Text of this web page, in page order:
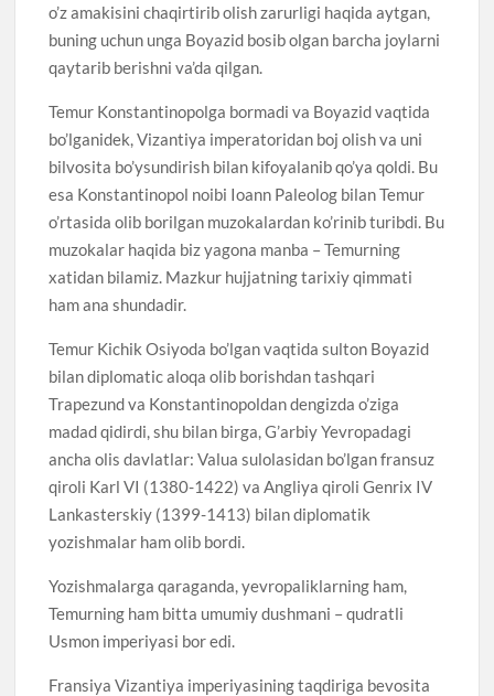
o’z amakisini chaqirtirib olish zarurligi haqida aytgan,
buning uchun unga Boyazid bosib olgan barcha joylarni
qaytarib berishni va’da qilgan.
Temur Konstantinopolga bormadi va Boyazid vaqtida
bo’lganidek, Vizantiya imperatoridan boj olish va uni
bilvosita bo’ysundirish bilan kifoyalanib qo’ya qoldi. Bu
esa Konstantinopol noibi Ioann Paleolog bilan Temur
o’rtasida olib borilgan muzokalardan ko’rinib turibdi. Bu
muzokalar haqida biz yagona manba – Temurning
xatidan bilamiz. Mazkur hujjatning tarixiy qimmati
ham ana shundadir.
Temur Kichik Osiyoda bo’lgan vaqtida sulton Boyazid
bilan diplomatic aloqa olib borishdan tashqari
Trapezund va Konstantinopoldan dengizda o’ziga
madad qidirdi, shu bilan birga, G’arbiy Yevropadagi
ancha olis davlatlar: Valua sulolasidan bo’lgan fransuz
qiroli Karl VI (1380-1422) va Angliya qiroli Genrix IV
Lankasterskiy (1399-1413) bilan diplomatik
yozishmalar ham olib bordi.
Yozishmalarga qaraganda, yevropaliklarning ham,
Temurning ham bitta umumiy dushmani – qudratli
Usmon imperiyasi bor edi.
Fransiya Vizantiya imperiyasining taqdiriga bevosita